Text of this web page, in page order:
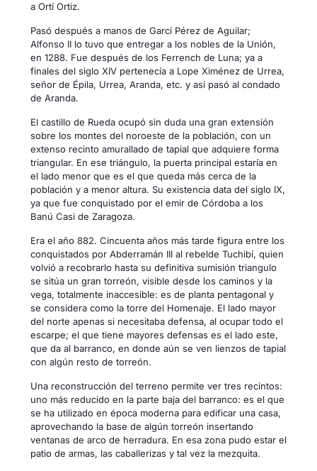
a Ortí Ortiz.
Pasó después a manos de Garcí Pérez de Aguilar;
Alfonso II lo tuvo que entregar a los nobles de la Unión,
en 1288. Fue después de los Ferrench de Luna; ya a
finales del siglo XIV pertenecía a Lope Ximénez de Urrea,
señor de Épila, Urrea, Aranda, etc. y así pasó al condado
de Aranda.
El castillo de Rueda ocupó sin duda una gran extensión
sobre los montes del noroeste de la población, con un
extenso recinto amurallado de tapial que adquiere forma
triangular. En ese triángulo, la puerta principal estaría en
el lado menor que es el que queda más cerca de la
población y a menor altura. Su existencia data del siglo IX,
ya que fue conquistado por el emir de Córdoba a los
Banú Casi de Zaragoza.
Era el año 882. Cincuenta años más tarde figura entre los
conquistados por Abderramán III al rebelde Tuchibí, quien
volvió a recobrarlo hasta su definitiva sumisión triangulo
se sitúa un gran torreón, visible desde los caminos y la
vega, totalmente inaccesible: es de planta pentagonal y
se considera como la torre del Homenaje. El lado mayor
del norte apenas si necesitaba defensa, al ocupar todo el
escarpe; el que tiene mayores defensas es el lado este,
que da al barranco, en donde aún se ven lienzos de tapial
con algún resto de torreón.
Una reconstrucción del terreno permite ver tres recintos:
uno más reducido en la parte baja del barranco: es el que
se ha utilizado en época moderna para edificar una casa,
aprovechando la base de algún torreón insertando
ventanas de arco de herradura. En esa zona pudo estar el
patio de armas, las caballerizas y tal vez la mezquita.